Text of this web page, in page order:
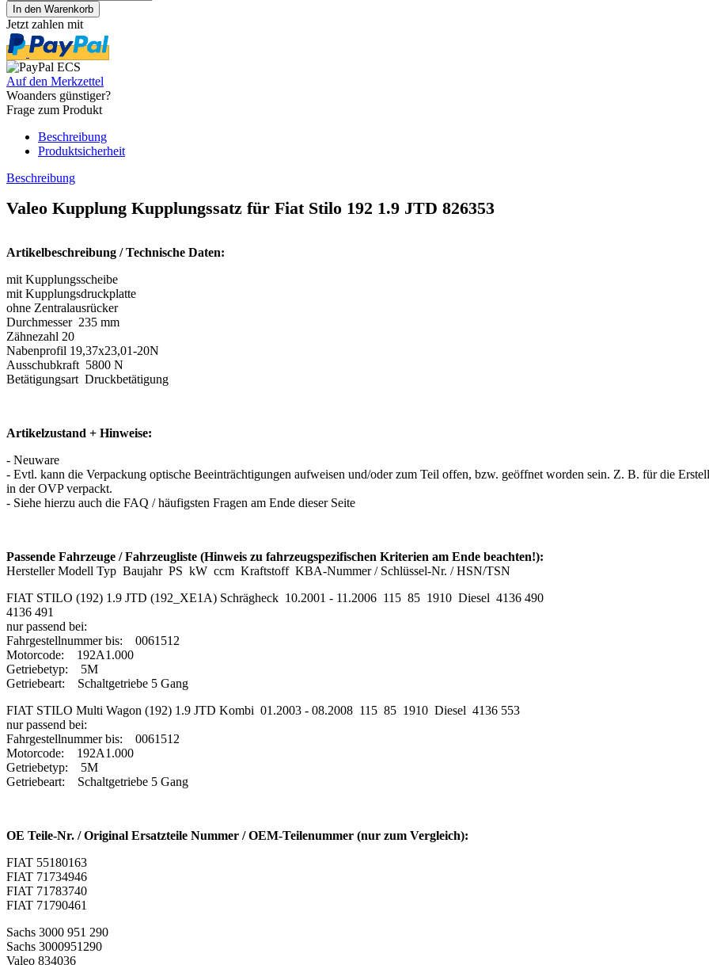
Jetzt zahlen mit
Auf den Merkzettel
Woanders günstiger?
Frage zum Produkt
Beschreibung
Produktsicherheit
Beschreibung
Valeo Kupplung Kupplungssatz für Fiat Stilo 192 1.9 JTD 826353
Artikelbeschreibung / Technische Daten:
mit Kupplungsscheibe
mit Kupplungsdruckplatte
ohne Zentralausrücker
Durchmesser 235 mm
Zähnezahl 20
Nabenprofil 19,37x23,01-20N
Ausschubkraft 5800 N
Betätigungsart Druckbetätigung
Artikelzustand + Hinweise:
- Neuware
- Evtl. kann die Verpackung optische Beeinträchtigungen aufweisen und/oder zum Teil offen, bzw. geöffnet worden sein. Z. B. für die
in der OVP verpackt.
- Siehe hierzu auch die FAQ / häufigsten Fragen am Ende dieser Seite
Passende Fahrzeuge / Fahrzeugliste (Hinweis zu fahrzeugspezifischen Kriterien am Ende beachten!):
Hersteller Modell Typ Baujahr PS kW ccm Kraftstoff KBA-Nummer / Schlüssel-Nr. / HSN/TSN
FIAT STILO (192) 1.9 JTD (192_XE1A) Schrägheck 10.2001 - 11.2006 115 85 1910 Diesel 4136 490
4136 491
nur passend bei:
Fahrgestellnummer bis: 0061512
Motorcode: 192A1.000
Getriebetyp: 5M
Getriebeart: Schaltgetriebe 5 Gang
FIAT STILO Multi Wagon (192) 1.9 JTD Kombi 01.2003 - 08.2008 115 85 1910 Diesel 4136 553
nur passend bei:
Fahrgestellnummer bis: 0061512
Motorcode: 192A1.000
Getriebetyp: 5M
Getriebeart: Schaltgetriebe 5 Gang
OE Teile-Nr. / Original Ersatzteile Nummer / OEM-Teilenummer (nur zum Vergleich):
FIAT 55180163
FIAT 71734946
FIAT 71783740
FIAT 71790461
Sachs 3000 951 290
Sachs 3000951290
Valeo 834036